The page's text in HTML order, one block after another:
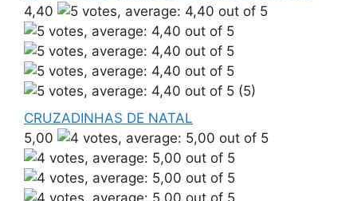
4,40
(5)
CRUZADINHAS DE NATAL
5,00